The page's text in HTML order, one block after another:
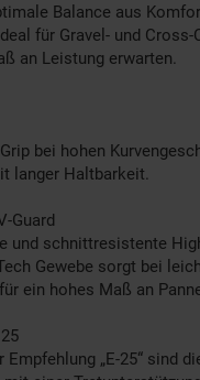
Balance aus
für Gravel- und Cross-
an Leistung erwarten.
bei hohen
langer Haltbarkeit.
Guard
und schnittresistente
Gewebe sorgt bei
ein hohes Maß an
Empfehlung „E-25“ sind